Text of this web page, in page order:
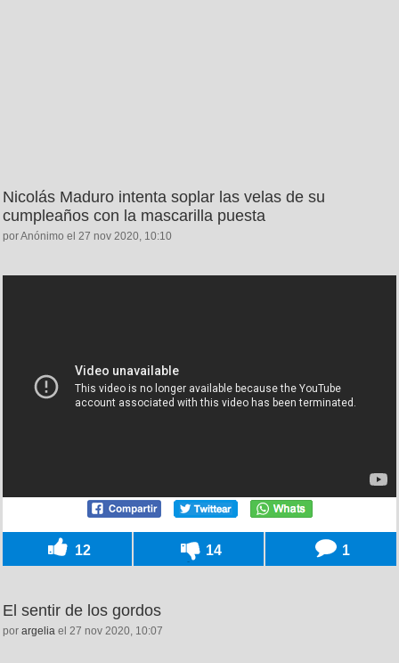
Nicolás Maduro intenta soplar las velas de su
cumpleaños con la mascarilla puesta
por Anónimo el 27 nov 2020, 10:10
12 14 1
El sentir de los gordos
por argelia el 27 nov 2020, 10:07